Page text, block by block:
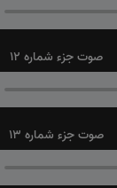
صوت جزء شماره 12
صوت جزء شماره 13